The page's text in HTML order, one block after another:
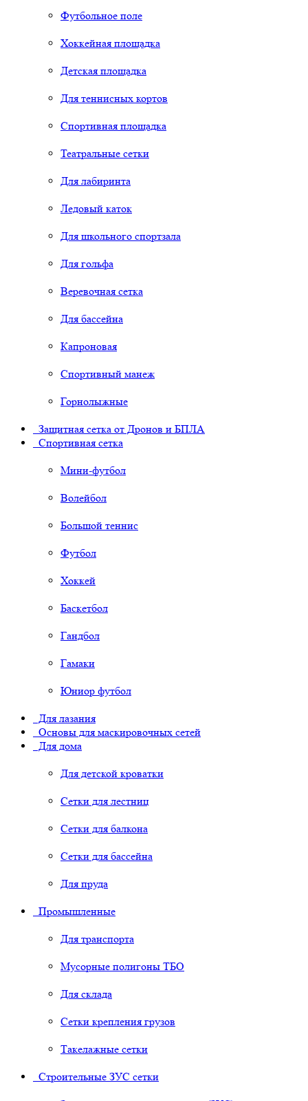
Футбольное поле
Хоккейная площадка
Детская площадка
Для теннисных кортов
Спортивная площадка
Театральные сетки
Для лабиринта
Ледовый каток
Для школьного спортзала
Для гольфа
Веревочная сетка
Для бассейна
Капроновая
Спортивный манеж
Горнолыжные
Защитная сетка от Дронов и БПЛА
Спортивная сетка
Мини-футбол
Волейбол
Большой теннис
Футбол
Хоккей
Баскетбол
Гандбол
Гамаки
Юниор футбол
Для лазания
Основы для маскировочных сетей
Для дома
Для детской кроватки
Сетки для лестниц
Сетки для балкона
Сетки для бассейна
Для пруда
Промышленные
Для транспорта
Мусорные полигоны ТБО
Для склада
Сетки крепления грузов
Такелажные сетки
Строительные ЗУС сетки